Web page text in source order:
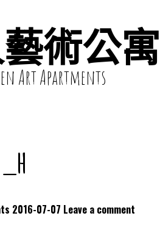
術公寓
Art Apartments
2016-07-07 Leave a comment